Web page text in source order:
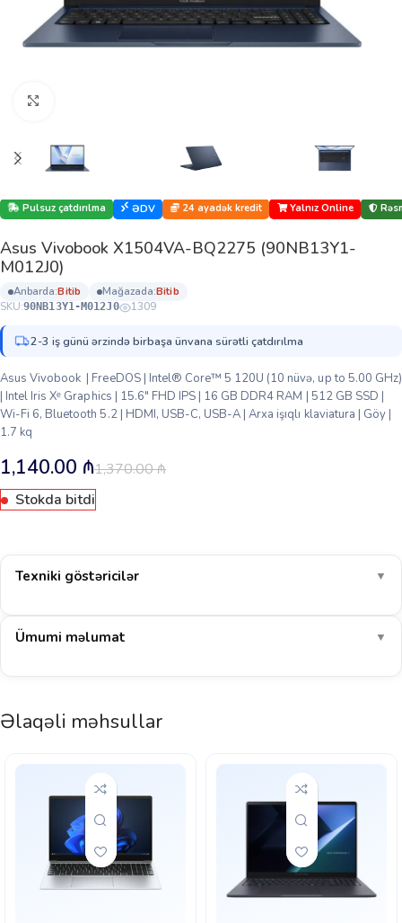
Pulsuz çatdırılma ƏDV 24 ayadək kredit Yalnız Online
Asus Vivobook X1504VA-BQ2275 (90NB13Y1-
M012J0)
anbarda: bi̇ti̇b mağazada: bi̇ti̇b
SKU:90NB13Y1-M012J0 1309
2-3 iş günü ərzində birbaşa ünvana sürətli çatdırılma
Asus Vivobook | FreeDOS | Intel® Core™ 5 120U (10 nüvə, up to 5.00 GHz)
| Intel Iris Xᵉ Graphics | 15.6″ FHD IPS | 16 GB DDR4 RAM | 512 GB SSD |
Wi-Fi 6, Bluetooth 5.2 | HDMI, USB-C, USB-A | Arxa işıqlı klaviatura | Göy |
1.7 kq
1,370.00₼
1,140.00 ₼
Stokda bitdi
Texniki göstəricilər ▼
Ümumi məlumat ▼
Əlaqəli məhsullar